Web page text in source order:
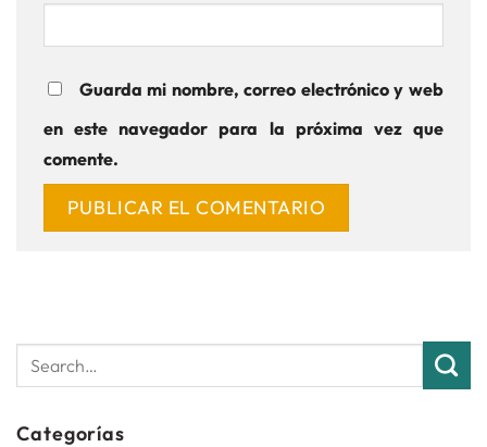
Guarda mi nombre, correo electrónico y web
en este navegador para la próxima vez que
comente.
Categorías